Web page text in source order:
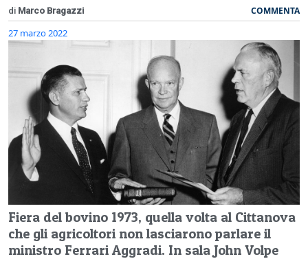
di Marco Bragazzi COMMENTA
27 marzo 2022
Fiera del bovino 1973, quella volta al Cittanova
che gli agricoltori non lasciarono parlare il
ministro Ferrari Aggradi. In sala John Volpe